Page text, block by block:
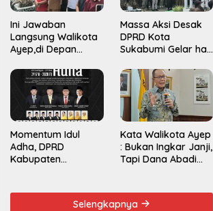
Ini Jawaban
Langsung Walikota
Ayep,di Depan
Massa Aksi Desak
DPRD Kota
Sukabumi Gelar hak
Pemakzulan
Walikota
Momentum Idul
Adha, DPRD
Kabupaten
dan Persatuan
Kata Walikota Ayep
: Bukan Ingkar Janji,
Tapi Dana Abadi
Selengkapnya